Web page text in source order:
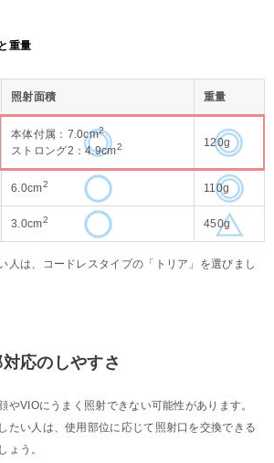
重量
照射面積 重量
本体付属：7.0cm2
ストロング2：4.9cm2 120g
6.0cm2 110g
3.0cm2 450g
人は、コードレスタイプの「トリア」を選びまし
応のしやすさ
やVIOにうまく照射できない可能性があります。
たい人は、使用部位に応じて照射口を交換できる
ょう。